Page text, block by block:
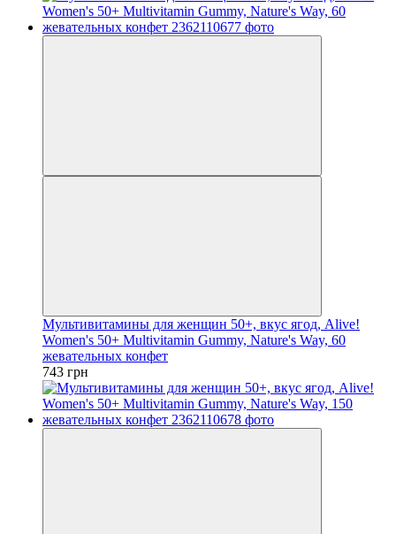
Мультивитамины для женщин 50+, вкус ягод, Alive!
Women's 50+ Multivitamin Gummy, Nature's Way, 60
жевательных конфет
743 грн